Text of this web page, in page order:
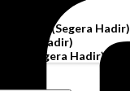
(Segera Hadir)
(Segera Hadir)
(Segera Hadir)